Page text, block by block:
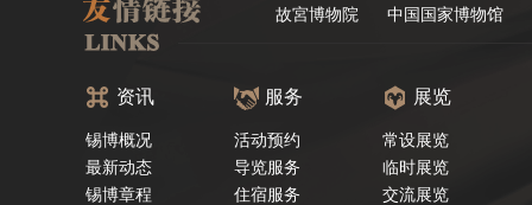
故宮博物院 中国国家博物馆
资讯
锡博概况
最新动态
锡博章程
服务
活动预约
导览服务
住宿服务
展览
常设展览
临时展览
交流展览